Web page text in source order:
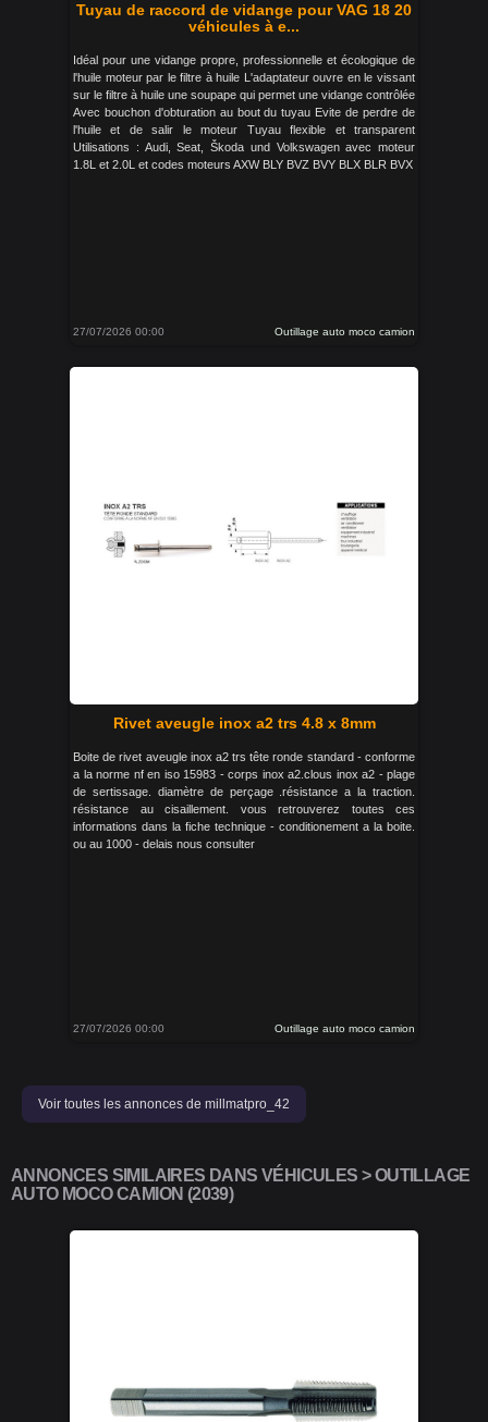
Tuyau de raccord de vidange pour VAG 18 20
véhicules à e...
Idéal pour une vidange propre, professionnelle et écologique de
l'huile moteur par le filtre à huile L'adaptateur ouvre en le vissant
sur le filtre à huile une soupape qui permet une vidange contrôlée
Avec bouchon d'obturation au bout du tuyau Evite de perdre de
l'huile et de salir le moteur Tuyau flexible et transparent
Utilisations : Audi, Seat, Škoda und Volkswagen avec moteur
1.8L et 2.0L et codes moteurs AXW BLY BVZ BVY BLX BLR BVX
27/07/2026 00:00 Outillage auto moco camion
Rivet aveugle inox a2 trs 4.8 x 8mm
Boite de rivet aveugle inox a2 trs tête ronde standard - conforme
a la norme nf en iso 15983 - corps inox a2.clous inox a2 - plage
de sertissage. diamètre de perçage .résistance a la traction.
résistance au cisaillement. vous retrouverez toutes ces
informations dans la fiche technique - conditionement a la boite.
ou au 1000 - delais nous consulter
27/07/2026 00:00 Outillage auto moco camion
Voir toutes les annonces de millmatpro_42
ANNONCES SIMILAIRES DANS VÉHICULES > OUTILLAGE
AUTO MOCO CAMION (2039)